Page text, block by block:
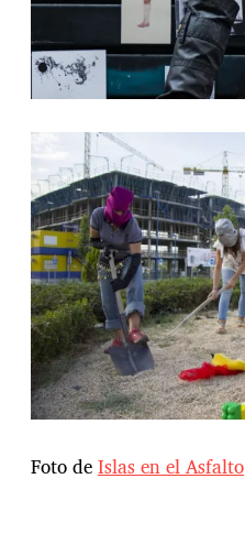
Foto deIslas en el Asfalto